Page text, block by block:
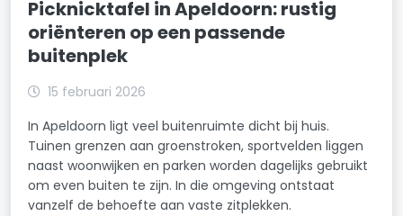
Picknicktafel in Apeldoorn: rustig
oriënteren op een passende
buitenplek
15 februari 2026
In Apeldoorn ligt veel buitenruimte dicht bij huis.
Tuinen grenzen aan groenstroken, sportvelden liggen
naast woonwijken en parken worden dagelijks gebruikt
om even buiten te zijn. In die omgeving ontstaat
vanzelf de behoefte aan vaste zitplekken.